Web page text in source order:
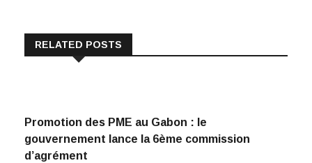
RELATED POSTS
Promotion des PME au Gabon : le
gouvernement lance la 6ème commission
d’agrément